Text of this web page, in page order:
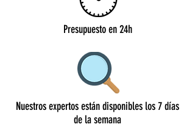
Presupuesto en 24h
Nuestros expertos están disponibles los 7 días
de la semana